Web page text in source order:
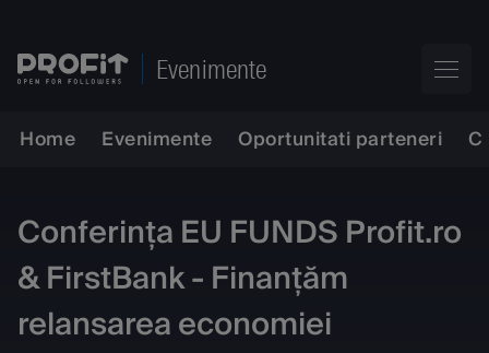
Evenimente
Home Evenimente Oportunitati parteneri
Conferința EU FUNDS Profit.ro
& FirstBank - Finanțăm
relansarea economiei